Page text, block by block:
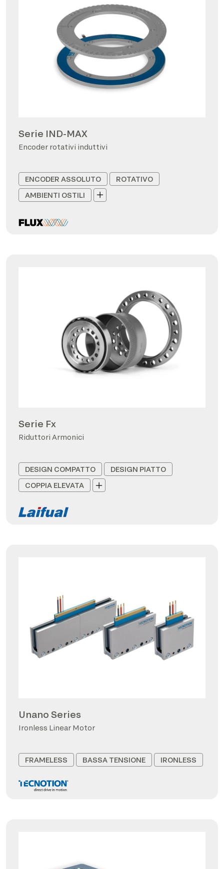
Serie IND-MAX
Encoder rotativi induttivi
ENCODER ASSOLUTO
ROTATIVO
AMBIENTI OSTILI
Serie Fx
Riduttori Armonici
DESIGN COMPATTO
DESIGN PIATTO
COPPIA ELEVATA
Unano Series
Ironless Linear Motor
FRAMELESS BASSA TENSIONE IRONLESS